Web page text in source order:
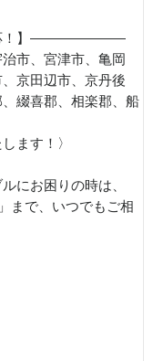
！】———————
市、宮津市、亀岡
京田辺市、京丹後
綴喜郡、相楽郡、船
ます！〉
にお困りの時は、
まで、いつでもご相